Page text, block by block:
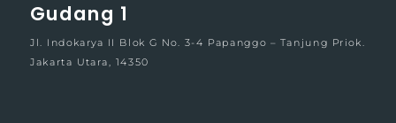
Gudang 1
Jl. Indokarya II Blok G No. 3-4 Papanggo – Tanjung Priok.
Jakarta Utara, 14350